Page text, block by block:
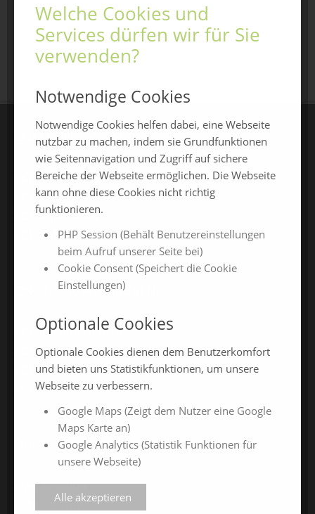
zurück zur Übersicht
CHAMLAND MESSEN
ChamlandSchau
ChamLandleben
ChamlandBau
ChamlandCareer
ONLINE-JAHRESMESSEN
ChamlandSchau24
ChamlandVital24
ChamlandBau24
ChamlandCareer24
ÜBER UNS
Veranstalter
Messe-News
Welche Cookies und
Services dürfen wir für Sie
verwenden?
Notwendige Cookies
Notwendige Cookies helfen dabei, eine Webseite
nutzbar zu machen, indem sie Grundfunktionen
wie Seitennavigation und Zugriff auf sichere
Bereiche der Webseite ermöglichen. Die Webseite
kann ohne diese Cookies nicht richtig
funktionieren.
PHP Session (Behält Benutzereinstellungen
beim Aufruf unserer Seite bei)
Cookie Consent (Speichert die Cookie
Einstellungen)
Optionale Cookies
Optionale Cookies dienen dem Benutzerkomfort
und bieten uns Statistikfunktionen, um unsere
Webseite zu verbessern.
Google Maps (Zeigt dem Nutzer eine Google
Maps Karte an)
Google Analytics (Statistik Funktionen für
unsere Webseite)
Alle akzeptieren